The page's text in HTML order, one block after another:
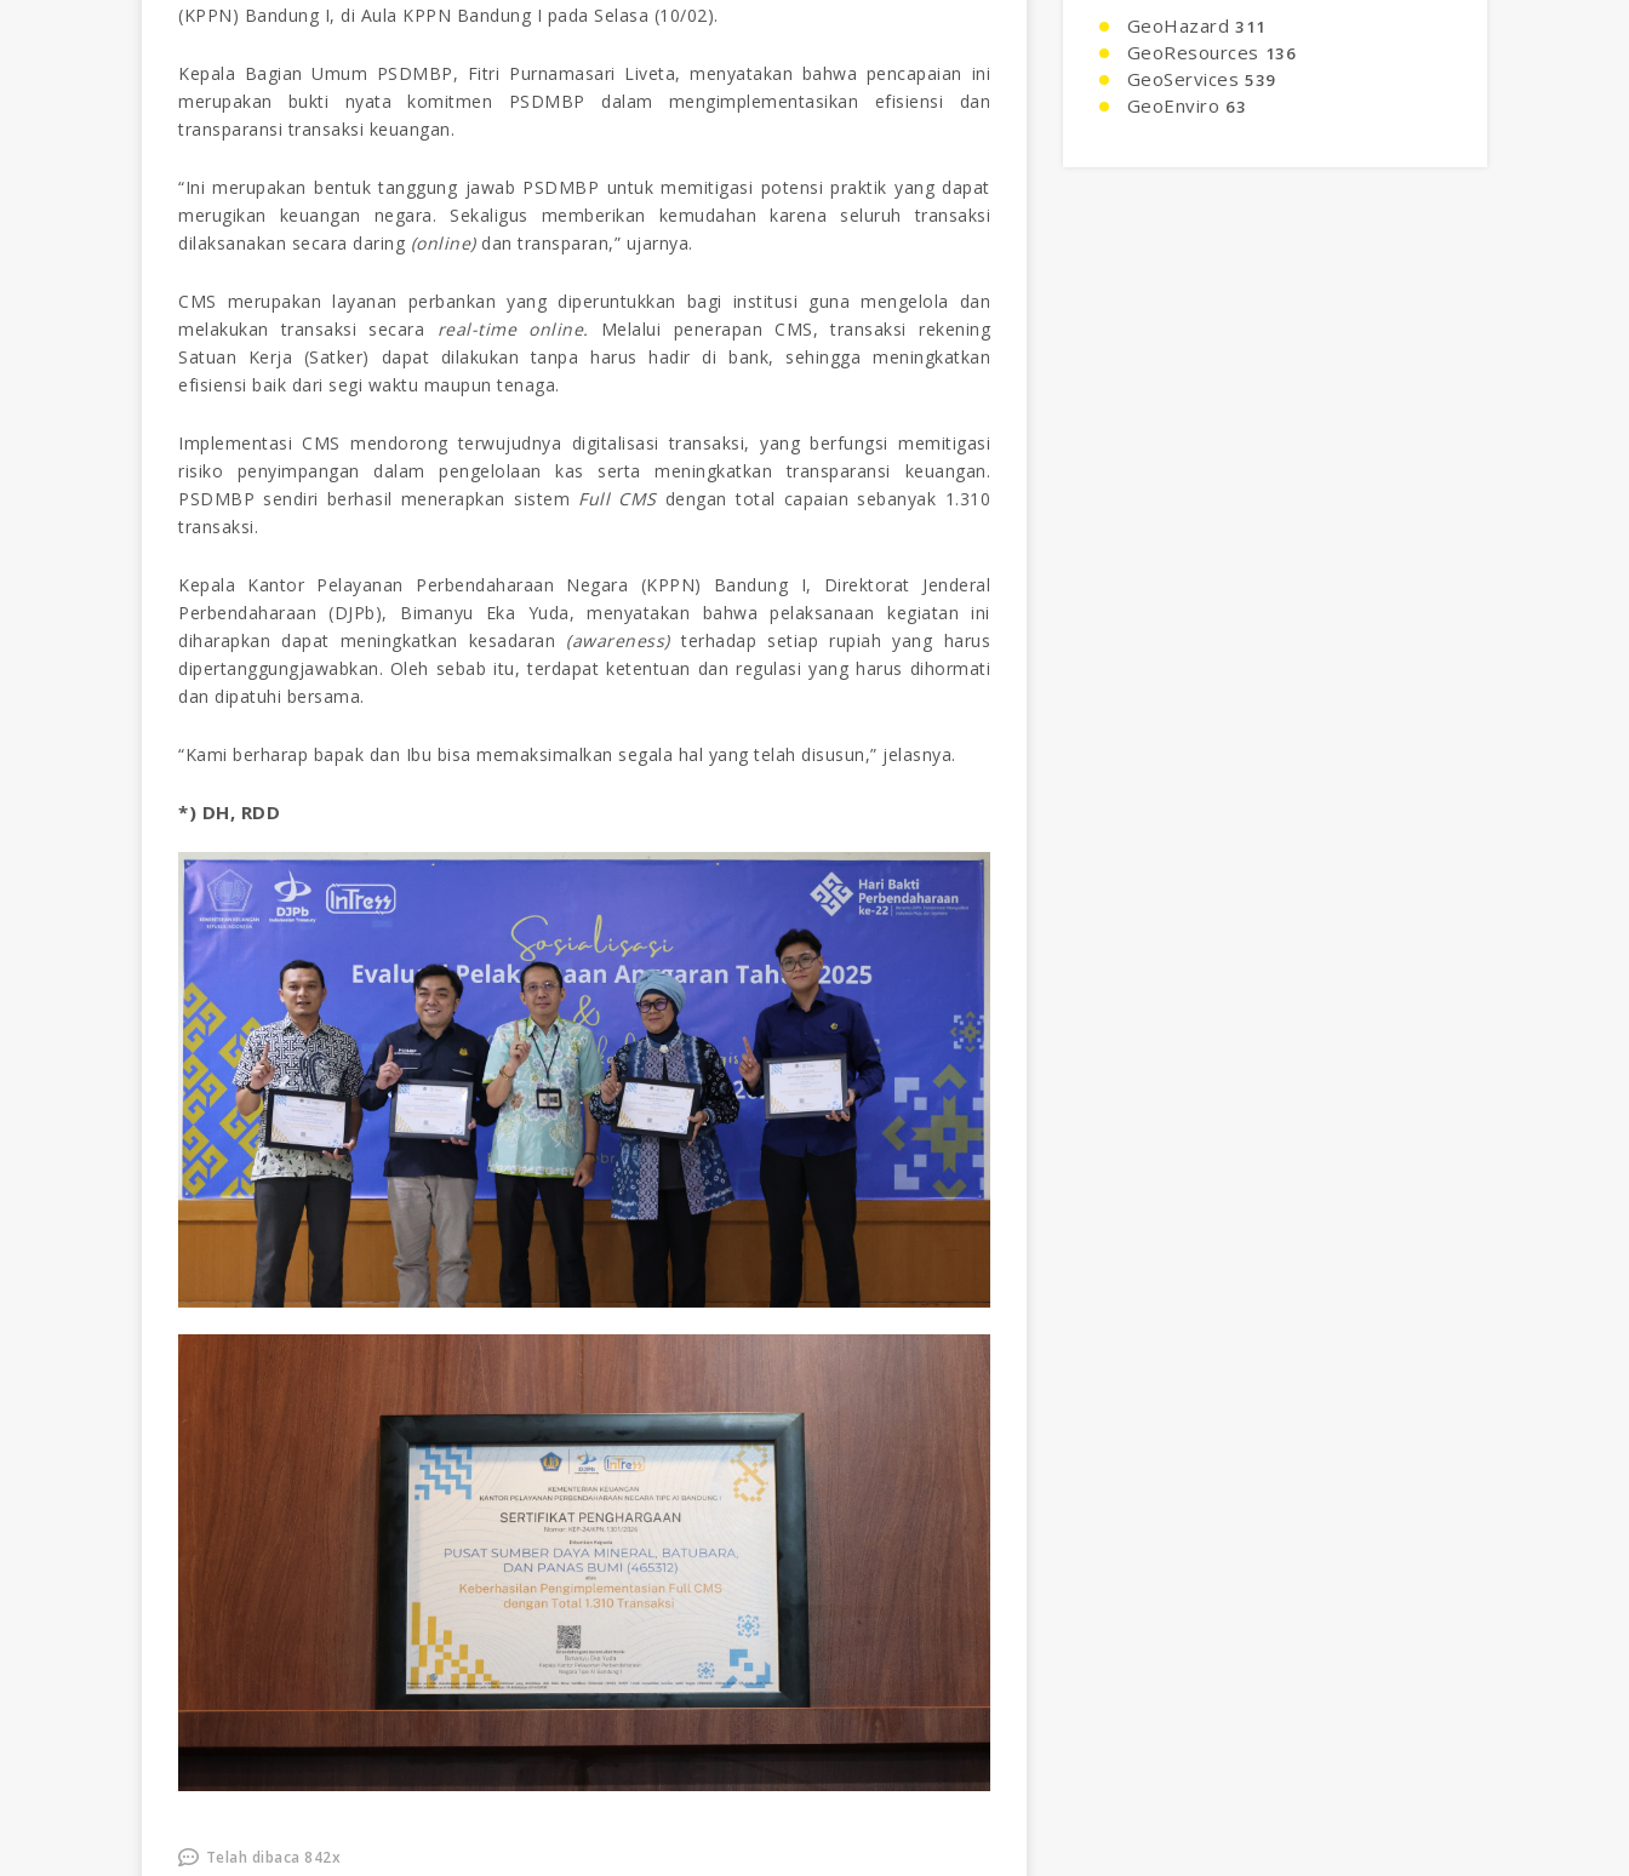
(KPPN) Bandung I, di Aula KPPN Bandung I pada Selasa (10/02).
Kepala Bagian Umum PSDMBP, Fitri Purnamasari Liveta, menyatakan bahwa pencapaian ini
merupakan bukti nyata komitmen PSDMBP dalam mengimplementasikan efisiensi dan
transparansi transaksi keuangan.
“Ini merupakan bentuk tanggung jawab PSDMBP untuk memitigasi potensi praktik yang dapat
merugikan keuangan negara. Sekaligus memberikan kemudahan karena seluruh transaksi
dilaksanakan secara daring (online)dan transparan,” ujarnya.
CMS merupakan layanan perbankan yang diperuntukkan bagi institusi guna mengelola dan
melakukan transaksi secara real-time online. Melalui penerapan CMS, transaksi rekening
Satuan Kerja (Satker) dapat dilakukan tanpa harus hadir di bank, sehingga meningkatkan
efisiensi baik dari segi waktu maupun tenaga.
Implementasi CMS mendorong terwujudnya digitalisasi transaksi, yang berfungsi memitigasi
risiko penyimpangan dalam pengelolaan kas serta meningkatkan transparansi keuangan.
PSDMBP sendiri berhasil menerapkan sistem Full CMS dengan total capaian sebanyak 1.310
transaksi.
Kepala Kantor Pelayanan Perbendaharaan Negara (KPPN) Bandung I, Direktorat Jenderal
Perbendaharaan (DJPb), Bimanyu Eka Yuda, menyatakan bahwa pelaksanaan kegiatan ini
diharapkan dapat meningkatkan kesadaran (awareness)terhadap setiap rupiah yang harus
dipertanggungjawabkan. Oleh sebab itu, terdapat ketentuan dan regulasi yang harus dihormati
dan dipatuhi bersama.
“Kami berharap bapak dan Ibu bisa memaksimalkan segala hal yang telah disusun,” jelasnya.
*) DH, RDD
Telah dibaca 842x
GeoHazard 311
GeoResources 136
GeoServices 539
GeoEnviro 63